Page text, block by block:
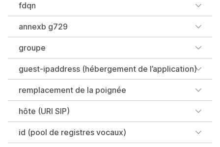
fdqn
annexb g729
groupe
guest-ipaddress (hébergement de l’application)
remplacement de la poignée
hôte (URI SIP)
id (pool de registres vocaux)